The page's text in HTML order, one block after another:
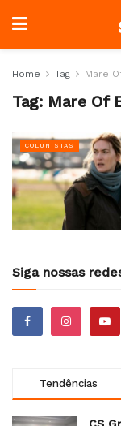
Home Tag Mare
Tag: Mare Of
COLUNISTAS
Siga nossas
Tendências
CS